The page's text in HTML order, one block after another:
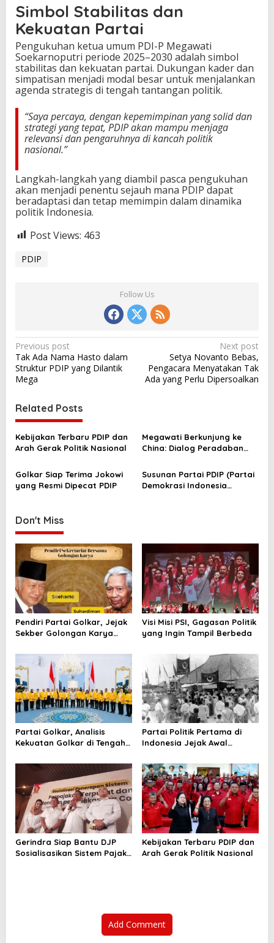
Simbol Stabilitas dan
Kekuatan Partai
Pengukuhan ketua umum PDI-P Megawati
Soekarnoputri periode 2025–2030 adalah simbol
stabilitas dan kekuatan partai. Dukungan kader dan
simpatisan menjadi modal besar untuk menjalankan
agenda strategis di tengah tantangan politik.
“Saya percaya, dengan kepemimpinan yang solid dan
strategi yang tepat, PDIP akan mampu menjaga
relevansi dan pengaruhnya di kancah politik
nasional.”
Langkah-langkah yang diambil pasca pengukuhan
akan menjadi penentu sejauh mana PDIP dapat
beradaptasi dan tetap memimpin dalam dinamika
politik Indonesia.
Post Views: 463
PDIP
Follow Us
P
o
s
t
n
a
v
i
g
t
i
o
n
Previous post
Tak Ada Nama Hasto dalam
Struktur PDIP yang Dilantik
Mega
Next post
Setya Novanto Bebas,
Pengacara Menyatakan Tak
Ada yang Perlu Dipersoalkan
Related Posts
Kebijakan Terbaru PDIP dan
Arah Gerak Politik Nasional
Megawati Berkunjung ke
China: Dialog Peradaban
Budaya
Golkar Siap Terima Jokowi
yang Resmi Dipecat PDIP
Susunan Partai PDIP (Partai
Demokrasi Indonesia
Don't Miss
Pendiri Partai Golkar, Jejak
Sekber Golongan Karya
Indonesia
Visi Misi PSI, Gagasan Politik
yang Ingin Tampil Berbeda
Partai Golkar, Analisis
Kekuatan Golkar di Tengah
Partai Politik Pertama di
Indonesia Jejak Awal
Gerindra Siap Bantu DJP
Sosialisasikan Sistem Pajak
Kebijakan Terbaru PDIP dan
Arah Gerak Politik Nasional
Add Comment